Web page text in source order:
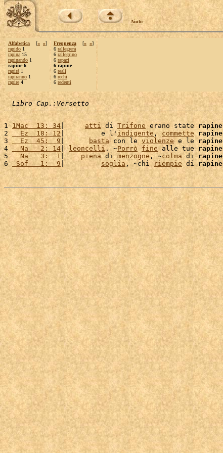
Aiuto
Alfabetica [« »]
rapido 1
rapina 15
rapinando 1
rapine 6
rapirà 1
rapiranno 1
rapire 4
Frequenza [« »]
6 rallegrerà
6 rallegrino
6 rapaci
6 rapine
6 reali
6 rechi
6 redenti
Libro Cap.:Versetto
1 1Mac  13: 34| atti di Trifone erano state rapine
2
  Ez  18: 12
|         e l' indigente , commette rapine
3
  Ez  45:  9
| basta con le violenze e le rapine
4
  Na   2: 14
| leoncelli. ~Porrò fine alle tue rapine
5
  Na   3:  1
| piena di menzogne , ~colma di rapine
6 Sof   1:  9 | soglia , ~chi riempie di rapine